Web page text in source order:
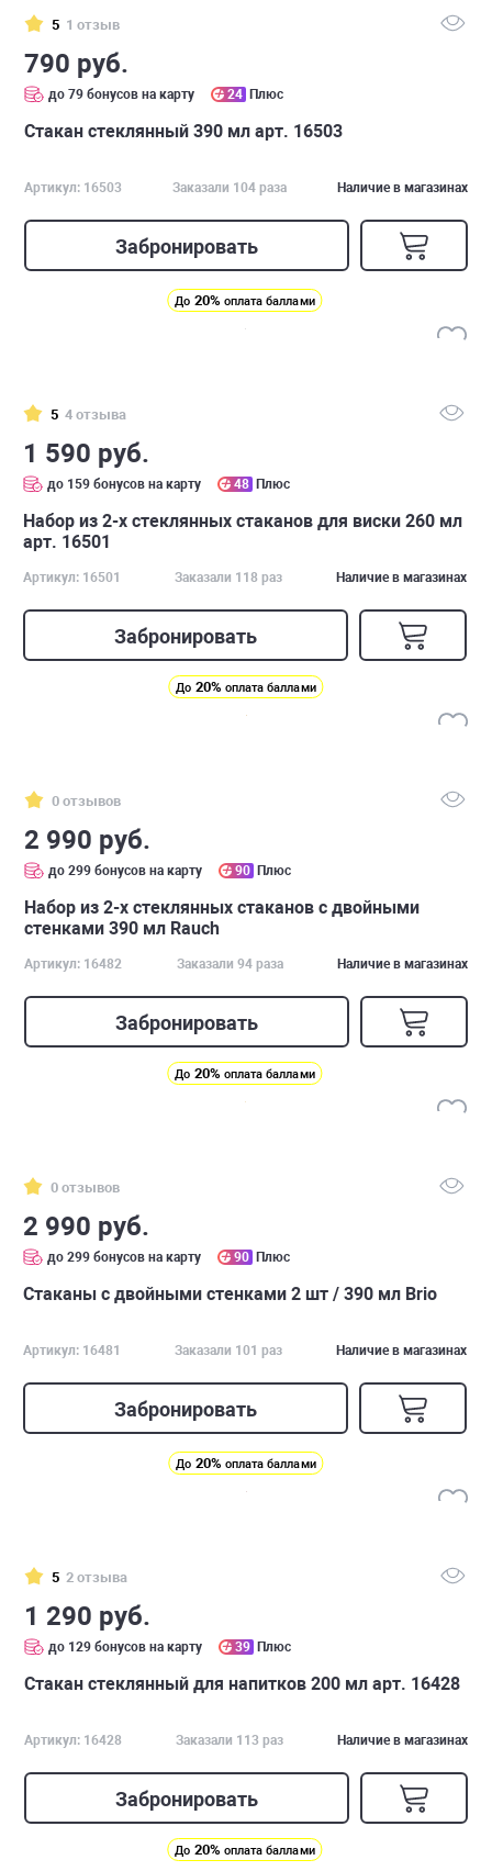
5 1 отзыв
790 руб.
до 79 бонусов на карту 24 Плюс
Стакан стеклянный 390 мл арт. 16503
Артикул: 16503 Заказали 104 раза Наличие в магазинах
Забронировать
До 20% оплата баллами
5 4 отзыва
1 590 руб.
до 159 бонусов на карту 48 Плюс
Набор из 2-х стеклянных стаканов для виски 260 мл
арт. 16501
Артикул: 16501 Заказали 118 раз Наличие в магазинах
Забронировать
До 20% оплата баллами
0 отзывов
2 990 руб.
до 299 бонусов на карту 90 Плюс
Набор из 2-х стеклянных стаканов с двойными
стенками 390 мл Rauch
Артикул: 16482 Заказали 94 раза Наличие в магазинах
Забронировать
До 20% оплата баллами
0 отзывов
2 990 руб.
до 299 бонусов на карту 90 Плюс
Стаканы с двойными стенками 2 шт / 390 мл Brio
Артикул: 16481 Заказали 101 раз Наличие в магазинах
Забронировать
До 20% оплата баллами
5 2 отзыва
1 290 руб.
до 129 бонусов на карту 39 Плюс
Стакан стеклянный для напитков 200 мл арт. 16428
Артикул: 16428 Заказали 113 раз Наличие в магазинах
Забронировать
До 20% оплата баллами